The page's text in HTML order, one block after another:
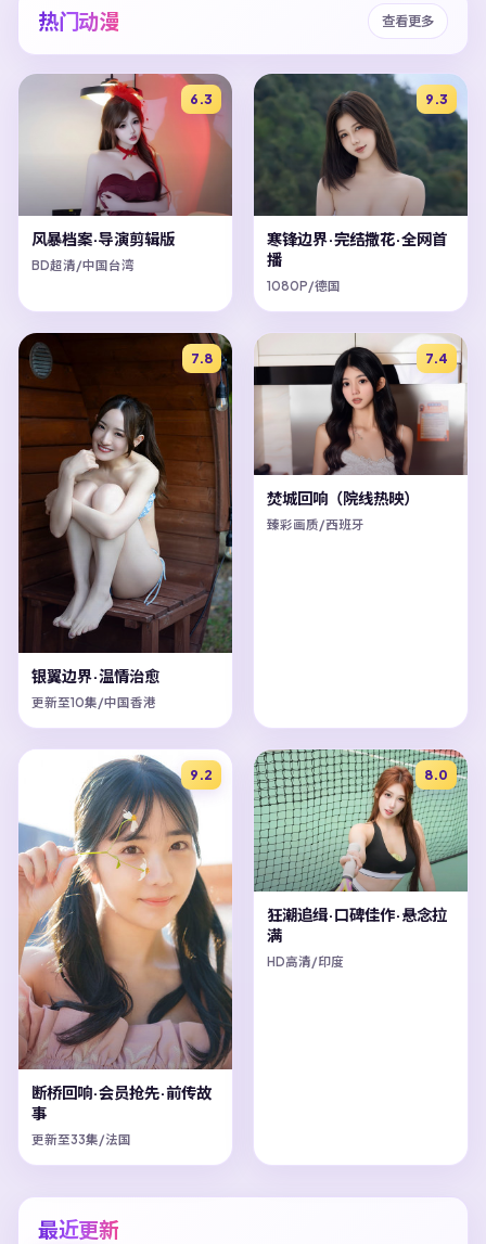
热门动漫 查看更多
6.3
风暴档案·导演剪辑版
BD超清/中国台湾
9.3
寒锋边界·完结撒花·全网首
播
1080P/德国
7.8
银翼边界·温情治愈
更新至10集/中国香港
7.4
焚城回响（院线热映）
臻彩画质/西班牙
9.2
断桥回响·会员抢先·前传故
事
更新至33集/法国
8.0
狂潮追缉·口碑佳作·悬念拉
满
HD高清/印度
最近更新